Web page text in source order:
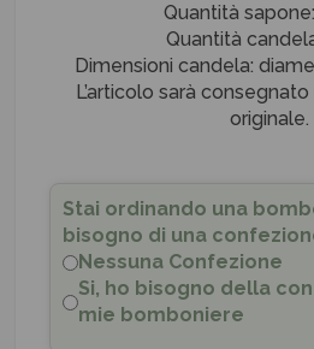
Quantità
Quantità
Dimensioni candela:
L’articolo sarà
originale.
Stai ordinando una
bisogno di una
Nessuna Confezione
Si, ho bisogno della
mie bomboniere